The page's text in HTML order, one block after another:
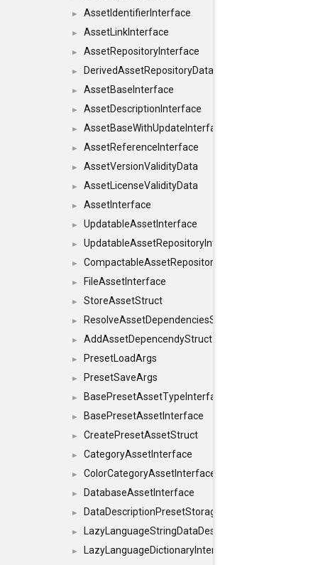
► AssetIdentifierInterface
► AssetLinkInterface
► AssetRepositoryInterface
► DerivedAssetRepositoryDataInterface
► AssetBaseInterface
► AssetDescriptionInterface
► AssetBaseWithUpdateInterface
► AssetReferenceInterface
► AssetVersionValidityData
► AssetLicenseValidityData
► AssetInterface
► UpdatableAssetInterface
► UpdatableAssetRepositoryInterface
► CompactableAssetRepositoryInterface
► FileAssetInterface
► StoreAssetStruct
► ResolveAssetDependenciesStruct
► AddAssetDepencendyStruct
► PresetLoadArgs
► PresetSaveArgs
► BasePresetAssetTypeInterface
► BasePresetAssetInterface
► CreatePresetAssetStruct
► CategoryAssetInterface
► ColorCategoryAssetInterface
► DatabaseAssetInterface
► DataDescriptionPresetStorageInterface
►
►
LazyLanguageDictionaryInterface